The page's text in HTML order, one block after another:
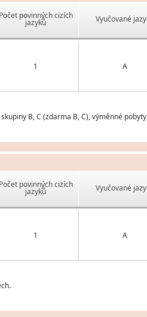
Počet povinných cizích
jazyků Vyučované
1 A
B, C (zdarma B, C), výměnné
Počet povinných cizích
jazyků Vyučované
1 A